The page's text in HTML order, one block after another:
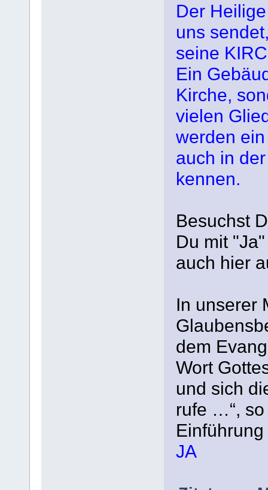
Der
uns
seine
Ein
Kirche,
vielen
werden
auch in
kennen.
Besuchst
Du mit
auch hier
In unserer
dem
Wort
und sich
rufe …“, so
Einführung
JA